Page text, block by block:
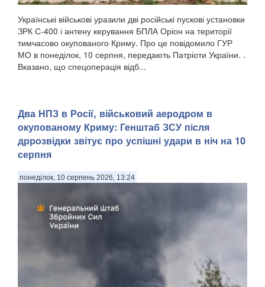
Українські військові уразили дві російські пускові установки
ЗРК С-400 і антену керування БПЛА Оріон на території
тимчасово окупованого Криму. Про це повідомило ГУР
МО в понеділок, 10 серпня, передають Патріоти України. .
Вказано, що спецоперація відб...
Два НПЗ в Росії, військовий аеродром в
окупованому Криму: Генштаб ЗСУ після
дррозвідки звітує про успішні удари в ніч на 10
серпня
понеділок, 10 серпень 2026, 13:24